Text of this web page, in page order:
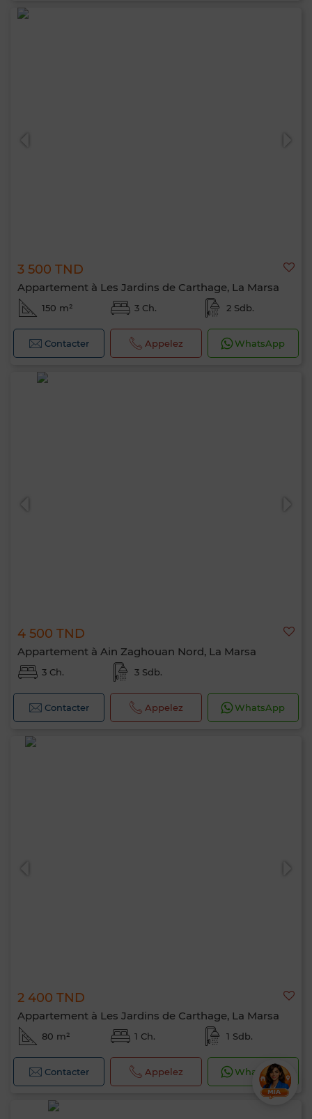
3 500 TND
Appartement à Les Jardins de Carthage, La Marsa
150 m² 3 Ch. 2 Sdb.
Contacter Appelez WhatsApp
4 500 TND
Appartement à Ain Zaghouan Nord, La Marsa
3 Ch. 3 Sdb.
Contacter Appelez WhatsApp
2 400 TND
Appartement à Les Jardins de Carthage, La Marsa
80 m² 1 Ch. 1 Sdb.
Contacter Appelez WhatsApp
0 / 500